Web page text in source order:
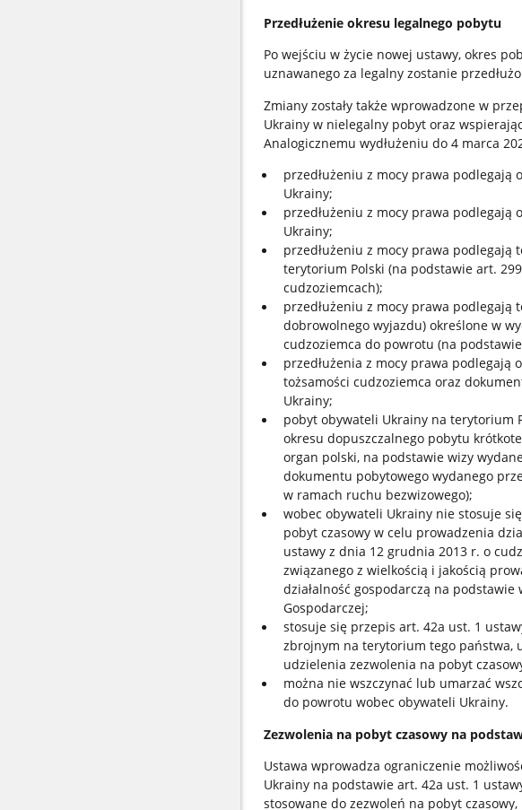
Przedłużenie okresu legalnego pobytu
Po wejściu w życie nowej ustawy, okres
uznawanego za legalny zostanie
Zmiany zostały także wprowadzone w
Ukrainy w nielegalny pobyt oraz
Analogicznemu wydłużeniu do 4 marca
przedłużeniu z mocy prawa podlegają
Ukrainy;
przedłużeniu z mocy prawa podlegają
Ukrainy;
przedłużeniu z mocy prawa
terytorium Polski (na podstawie art.
cudzoziemcach);
przedłużeniu z mocy prawa
dobrowolnego wyjazdu) określone w
cudzoziemca do powrotu (na
przedłużenia z mocy prawa podlegają
tożsamości cudzoziemca oraz
Ukrainy;
pobyt obywateli Ukrainy na terytorium
okresu dopuszczalnego pobytu
organ polski, na podstawie wizy
dokumentu pobytowego wydanego
w ramach ruchu bezwizowego);
wobec obywateli Ukrainy nie stosuje
pobyt czasowy w celu prowadzenia
ustawy z dnia 12 grudnia 2013 r. o
związanego z wielkością i jakością
działalność gospodarczą na
Gospodarczej;
stosuje się przepis art. 42a ust. 1
zbrojnym na terytorium tego państwa,
udzielenia zezwolenia na pobyt
można nie wszczynać lub umarzać
do powrotu wobec obywateli Ukrainy.
Zezwolenia na pobyt czasowy na
Ustawa wprowadza ograniczenie
Ukrainy na podstawie art. 42a ust. 1
stosowane do zezwoleń na pobyt